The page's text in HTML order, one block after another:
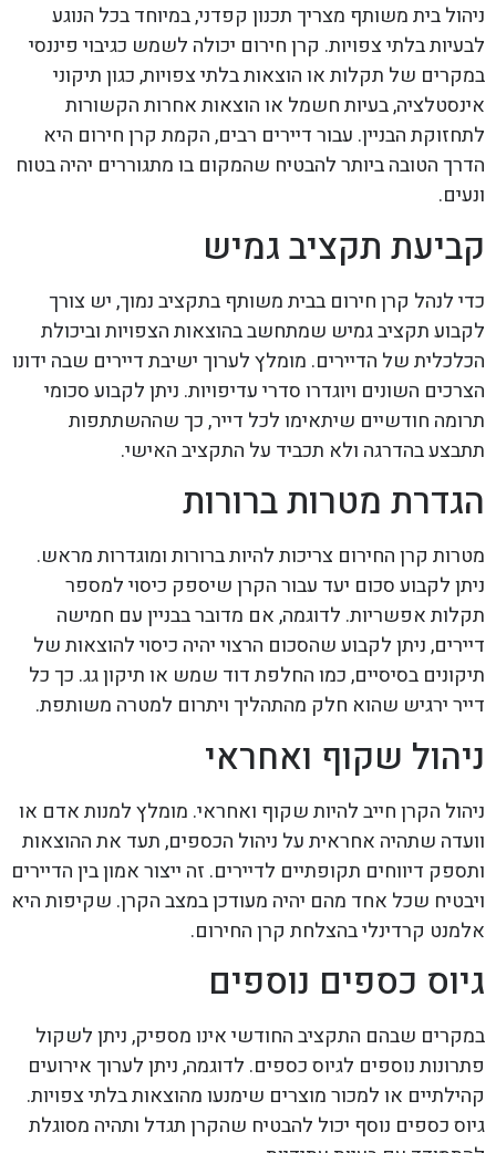
ניהול בית משותף מצריך תכנון קפדני, במיוחד בכל הנוגע
לבעיות בלתי צפויות. קרן חירום יכולה לשמש כגיבוי פיננסי
במקרים של תקלות או הוצאות בלתי צפויות, כגון תיקוני
אינסטלציה, בעיות חשמל או הוצאות אחרות הקשורות
לתחזוקת הבניין. עבור דיירים רבים, הקמת קרן חירום היא
הדרך הטובה ביותר להבטיח שהמקום בו מתגוררים יהיה בטוח
ונעים.
קביעת תקציב גמיש
כדי לנהל קרן חירום בבית משותף בתקציב נמוך, יש צורך
לקבוע תקציב גמיש שמתחשב בהוצאות הצפויות וביכולת
הכלכלית של הדיירים. מומלץ לערוך ישיבת דיירים שבה ידונו
הצרכים השונים ויוגדרו סדרי עדיפויות. ניתן לקבוע סכומי
תרומה חודשיים שיתאימו לכל דייר, כך שההשתתפות
תתבצע בהדרגה ולא תכביד על התקציב האישי.
הגדרת מטרות ברורות
מטרות קרן החירום צריכות להיות ברורות ומוגדרות מראש.
ניתן לקבוע סכום יעד עבור הקרן שיספק כיסוי למספר
תקלות אפשריות. לדוגמה, אם מדובר בבניין עם חמישה
דיירים, ניתן לקבוע שהסכום הרצוי יהיה כיסוי להוצאות של
תיקונים בסיסיים, כמו החלפת דוד שמש או תיקון גג. כך כל
דייר ירגיש שהוא חלק מהתהליך ויתרום למטרה משותפת.
ניהול שקוף ואחראי
ניהול הקרן חייב להיות שקוף ואחראי. מומלץ למנות אדם או
וועדה שתהיה אחראית על ניהול הכספים, תעד את ההוצאות
ותספק דיווחים תקופתיים לדיירים. זה ייצור אמון בין הדיירים
ויבטיח שכל אחד מהם יהיה מעודכן במצב הקרן. שקיפות היא
אלמנט קרדינלי בהצלחת קרן החירום.
גיוס כספים נוספים
במקרים שבהם התקציב החודשי אינו מספיק, ניתן לשקול
פתרונות נוספים לגיוס כספים. לדוגמה, ניתן לערוך אירועים
קהילתיים או למכור מוצרים שימנעו מהוצאות בלתי צפויות.
גיוס כספים נוסף יכול להבטיח שהקרן תגדל ותהיה מסוגלת